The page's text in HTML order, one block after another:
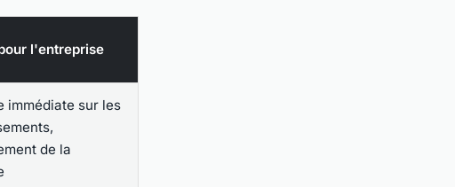
l'entreprise
immédiate sur les
de la